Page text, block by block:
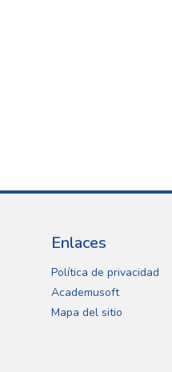
Enlaces
Política de privacidad
Academusoft
Mapa del sitio